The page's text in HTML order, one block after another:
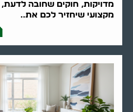
מדויקות, חוקים שחובה
מקצועי שיחזיר לכם את..